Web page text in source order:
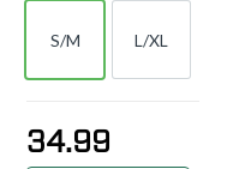
S/M
S/M
L/XL
L/XL
34.99